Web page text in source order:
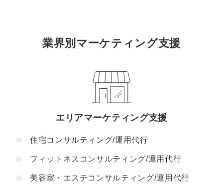
業界別マーケティング支援
エリアマーケティング支援
住宅コンサルティング/運用代行
フィットネスコンサルティング/運用代行
美容室・エステコンサルティング/運用代行